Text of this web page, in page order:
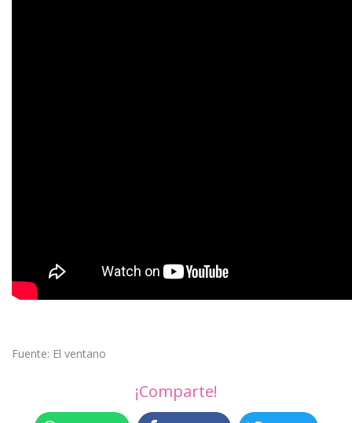
Fuente: El ventano
¡Comparte!